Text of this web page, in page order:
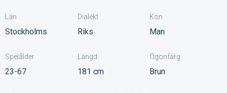
Län
Stockholms
Dialekt
Riks
Kön
Man
Spelålder
23-67
Längd
181 cm
Ögonfärg
Brun